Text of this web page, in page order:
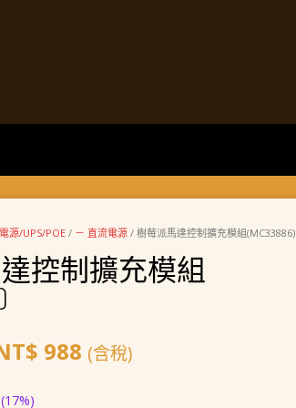
源/UPS/POE / － 直流電源 / 樹莓派馬達控制擴充模組(MC33886)
控制擴充模組
988目
(含稅)
(17%)